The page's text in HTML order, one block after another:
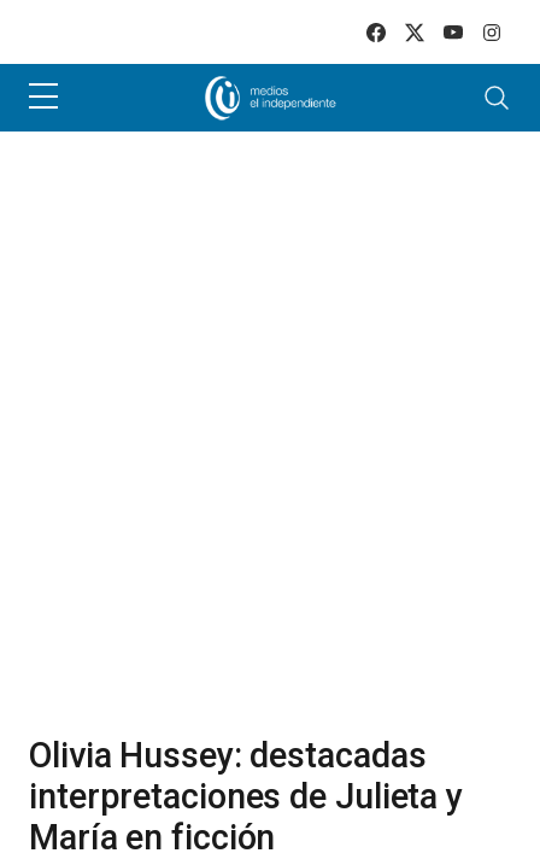
Olivia Hussey: destacadas
interpretaciones de Julieta y
María en ficción